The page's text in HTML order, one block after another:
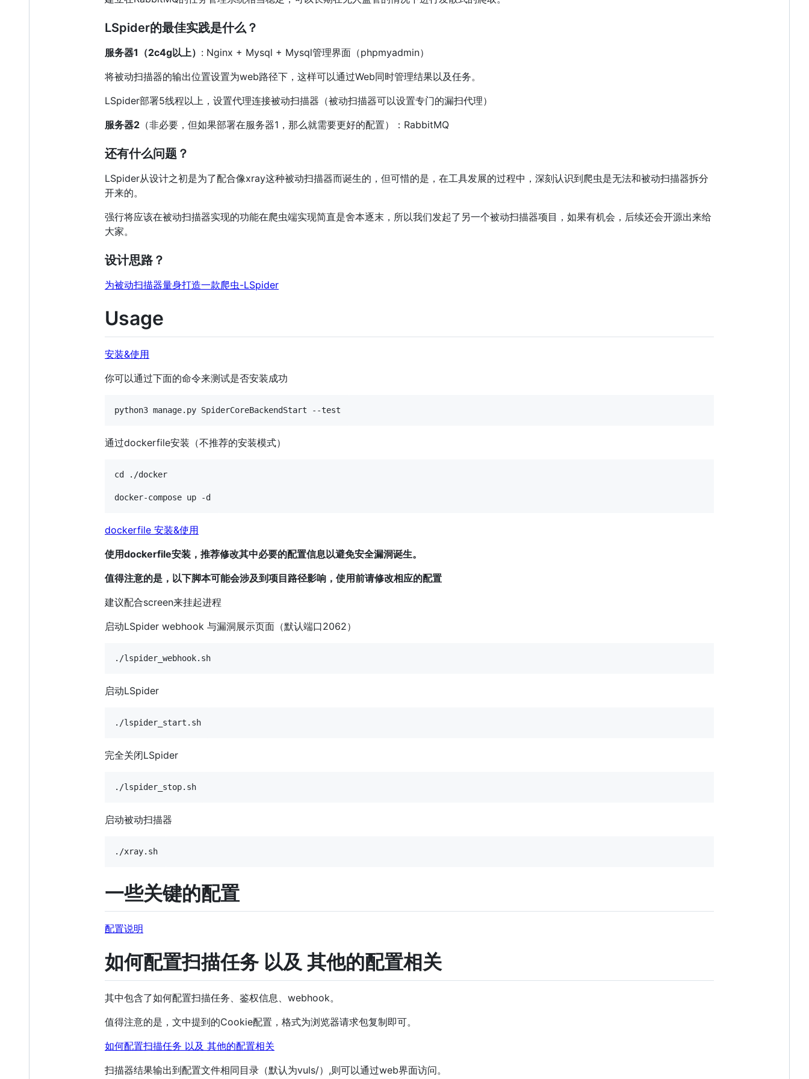
LSpider的最佳实践是什么？
服务器1（2c4g以上） : Nginx + Mysql + Mysql管理界面（phpmyadmin）
将被动扫描器的输出位置设置为web路径下，这样可以通过Web同时管理结果以及任务。
LSpider部署5线程以上，设置代理连接被动扫描器（被动扫描器可以设置专门的漏扫代理）
服务器2 （非必要，但如果部署在服务器1，那么就需要更好的配置）：RabbitMQ
还有什么问题？
LSpider从设计之初是为了配合像xray这种被动扫描器而诞生的，但可惜的是，在工具发展的过程中，深刻认识到爬虫是无法和被动扫描器拆分
开来的。
强行将应该在被动扫描器实现的功能在爬虫端实现简直是舍本逐末，所以我们发起了另一个被动扫描器项目，如果有机会，后续还会开源出来给
大家。
设计思路？
为被动扫描器量身打造一款爬虫-LSpider
Usage
安装&使用
你可以通过下面的命令来测试是否安装成功
通过dockerfile安装（不推荐的安装模式）
cd ./docker
dockerfile 安装&使用
使用dockerfile安装，推荐修改其中必要的配置信息以避免安全漏洞诞生。
值得注意的是，以下脚本可能会涉及到项目路径影响，使用前请修改相应的配置
建议配合screen来挂起进程
启动LSpider webhook 与漏洞展示页面（默认端口2062）
启动LSpider
完全关闭LSpider
启动被动扫描器
一些关键的配置
配置说明
如何配置扫描任务 以及 其他的配置相关
其中包含了如何配置扫描任务、鉴权信息、webhook。
值得注意的是，文中提到的Cookie配置，格式为浏览器请求包复制即可。
如何配置扫描任务 以及 其他的配置相关
扫描器结果输出到配置文件相同目录（默认为vuls/）,则可以通过web界面访问。